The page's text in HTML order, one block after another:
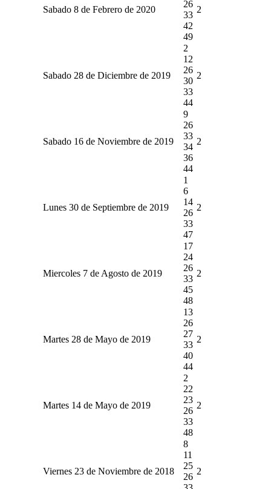
Sabado 8 de Febrero de 2020
26
33
42
49
2
Sabado 28 de Diciembre de 2019
2
12
26
30
33
44
2
Sabado 16 de Noviembre de 2019
9
26
33
34
36
44
2
Lunes 30 de Septiembre de 2019
1
6
14
26
33
47
2
Miercoles 7 de Agosto de 2019
17
24
26
33
45
48
2
Martes 28 de Mayo de 2019
13
26
27
33
40
44
2
Martes 14 de Mayo de 2019
2
22
23
26
33
48
2
Viernes 23 de Noviembre de 2018
8
11
25
26
2